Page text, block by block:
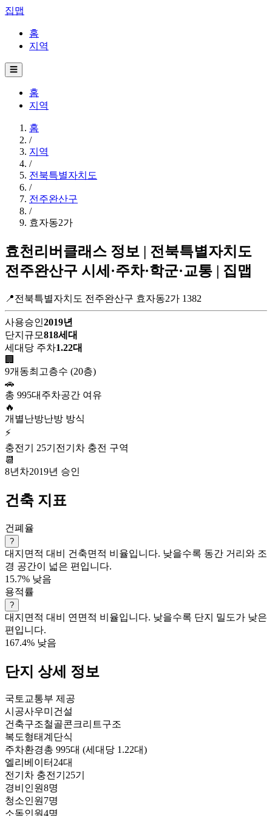
집맵
홈
지역
☰
홈
지역
홈
/
지역
/
전북특별자치도
/
전주완산구
/
효자동2가
효천리버클래스 정보 | 전북특별자치도
전주완산구 시세·주차·학군·교통 | 집맵
📍전북특별자치도 전주완산구 효자동2가 1382
사용승인2019년
단지규모818세대
세대당 주차1.22대
🏢
9개동최고층수 (20층)
🚗
총 995대 주차공간 여유
🔥
개별난방난방 방식
⚡
충전기 25기 전기차 충전 구역
📆
8년차2019년 승인
건축 지표
건폐율
?
대지면적 대비 건축면적 비율입니다. 낮을수록 동간 거리와 조
경 공간이 넓은 편입니다.
15.7% 낮음
용적률
?
대지면적 대비 연면적 비율입니다. 낮을수록 단지 밀도가 낮은
편입니다.
167.4% 낮음
단지 상세 정보
국토교통부 제공
시공사우미건설
건축구조철골콘크리트구조
복도형태계단식
주차환경총 995대 (세대당 1.22대)
엘리베이터24대
전기차 충전기 25기
경비인원8명
청소인원7명
소독인원4명